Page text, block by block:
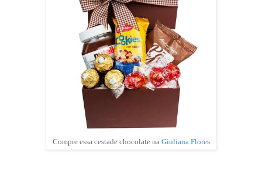
Compre essa cestade chocolate na Giuliana Flores